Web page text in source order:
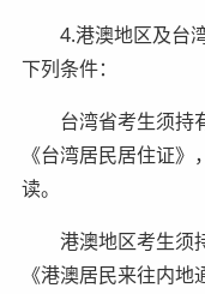
4.港澳地区及台湾
下列条件：
台湾省考生须持
《台湾居民居住证
读。
港澳地区考生须持
《港澳居民来往内